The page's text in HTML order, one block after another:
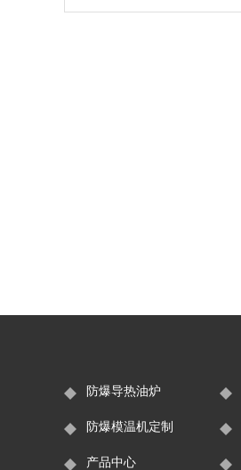
防爆导热油炉
防爆模温机定制
产品中心